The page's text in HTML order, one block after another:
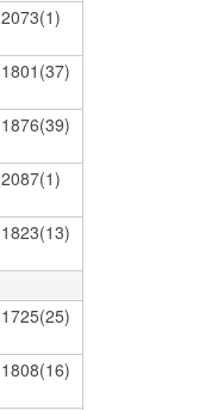
2073(1)
1801(37)
1876(39)
2087(1)
1823(13)
1725(25)
1808(16)